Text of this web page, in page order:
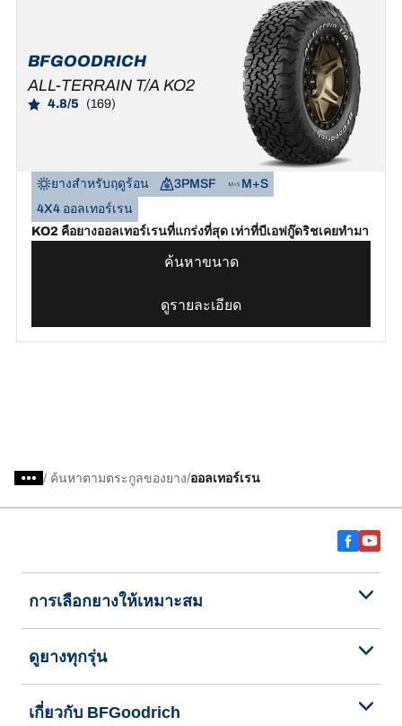
BFGOODRICH
ALL-TERRAIN T/A KO2
4.8/5 (169)
ยางสำหรับฤดูร้อน 3PMSF
M+S
4X4 ออลเทอร์เรน
KO2 คือยางออลเทอร์เรนที่แกร่งที่สุด เท่าที่บีเอฟกู๊ดริชเคยทำมา
ค้นหาขนาด
ดูรายละเอียด
/ ค้นหาตามตระกูลของยาง ออลเทอร์เรน
การเลือกยางให้เหมาะสม
ดูยางทุกรุ่น
เกี่ยวกับ BFGoodrich